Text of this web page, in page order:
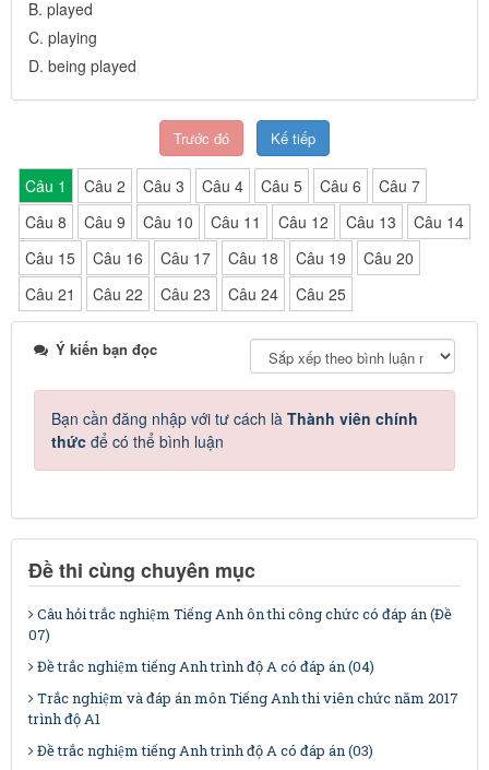
B. played
C. playing
D. being played
Trước đó Kế tiếp
Câu 1 Câu 2 Câu 3 Câu 4 Câu 5 Câu 6
Câu 7
Câu 8
Câu 9 Câu 10 Câu 11 Câu 12 Câu 13
Câu 14
Câu 15
Câu 16 Câu 17 Câu 18 Câu 19
Câu 20
Câu 21
Câu 22 Câu 23 Câu 24 Câu 25
Ý kiến bạn đọc
Bạn cần đăng nhập với tư cách là Thành viên chính
thức để có thể bình luận
Đề thi cùng chuyên mục
Câu hỏi trắc nghiệm Tiếng Anh ôn thi công chức có đáp án (Đề
07)
Đề trắc nghiệm tiếng Anh trình độ A có đáp án (04)
Trắc nghiệm và đáp án môn Tiếng Anh thi viên chức năm 2017
trình độ A1
Đề trắc nghiệm tiếng Anh trình độ A có đáp án (03)